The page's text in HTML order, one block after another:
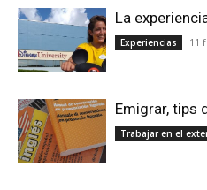
La
Experiencias 11
Emigrar, tips
Trabajar en el